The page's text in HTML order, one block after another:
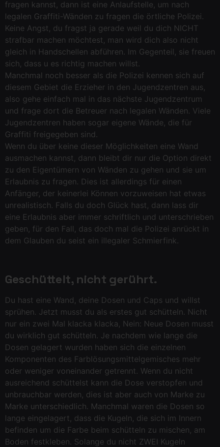
fragen kannst, dann ist eine Anlaufstelle, um nach
legalen Graffiti-Wänden zu fragen die örtliche Polizei.
Keine Angst, du fragst ja gerade weil du dich NICHT
strafbar machen möchtest, man wird dich also nicht
gleich in Handschellen abführen. Im Gegenteil, sie freuen
sich, dass u es richtig machen willst.
Manchmal noch besser als die Polizei kennen sich auf
diesem Gebiet die Erzieher in den Jugendzentren aus,
also gehe einfach mal in das nächste Jugendzentrum
und frage dort die Betreuer nach legalen Wänden. Viele
Jugendzentren haben sogar eigene Wände, die für
Graffiti freigegeben sind.
Wenn du über keine dieser Möglichkeiten eine Wand
ausmachen kannst, dann bleibt dir nur die Option direkt
zu den Eigentümern von Wänden zu gehen und sie um
Erlaubnis zu fragen. Dies ist allerdings für einen
Anfänger, der keinerlei Können vorzuweisen hat etwas
unrealistisch. Falls du doch Glück hast, dann lass dir
eine Erlaubnis aber immer schriftlich und unterschrieben
geben, für den Fall, das doch mal die Polizei anrückt in
dem Glauben du seist ein illegaler Schmierfink.
Geschüttelt, nicht gerührt.
Du hast eine Wand, deine Dosen und Caps und willst
sprühen. Jetzt musst du als erstes gut schütteln. Nicht
nur ein zwei Mal klacka klacka, Nein: Neue Dosen musst
du wirklich gut schütteln. Je nachdem wie lange die
Dosen gelagert wurden haben sich die einzelnen
Komponenten des Farblösungsmittelgemisches mehr
oder weniger voneinander getrennt. Wenn du nicht
ausreichend schüttelst kann die Dose verstopfen und
unbrauchbar werden, dies ist aber auch von Marke zu
Marke unterschiedlich. Manchmal waren die Dosen so
lange eingelagert, dass die Kugeln, die sich im Innern
befinden um die Farbe beim schütteln zu mischen, am
Boden festkleben. Solange du nicht ZWEI Kugeln